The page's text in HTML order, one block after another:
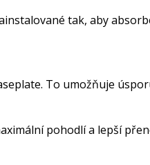
tak, aby
To umožňuje
pohodlí a lepší